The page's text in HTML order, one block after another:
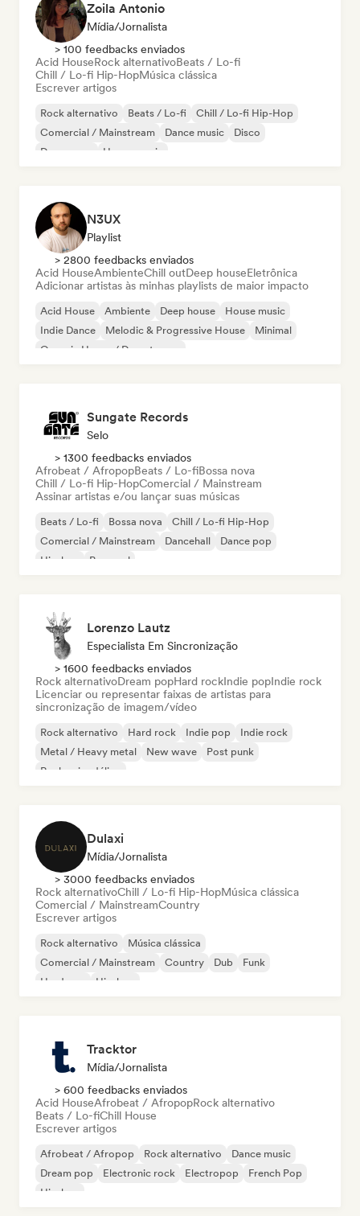
Zoila Antonio
Mídia/Jornalista
> 100 feedbacks enviados
Acid HouseRock alternativoBeats / Lo-fi
Chill / Lo-fi Hip-HopMúsica clássica
Escrever artigos
Rock alternativo Beats / Lo-fi
Chill / Lo-fi Hip-Hop
Comercial / Mainstream
Dance music
Disco
Dream pop
House music
N3UX
Playlist
> 2800 feedbacks enviados
Acid HouseAmbienteChill outDeep houseEletrônica
Adicionar artistas às minhas playlists de maior impacto
Acid House Ambiente Deep house
House music
Indie Dance
Melodic & Progressive House
Minimal
Organic House / Downtempo
Sungate Records
Selo
> 1300 feedbacks enviados
Afrobeat / AfropopBeats / Lo-fiBossa nova
Chill / Lo-fi Hip-HopComercial / Mainstream
Assinar artistas e/ou lançar suas músicas
Beats / Lo-fi Bossa nova
Chill / Lo-fi Hip-Hop
Comercial / Mainstream
Dancehall
Dance pop
Hip-hop
Pop soul
Lorenzo Lautz
Especialista Em Sincronização
> 1600 feedbacks enviados
Rock alternativoDream popHard rockIndie popIndie rock
Licenciar ou representar faixas de artistas para
sincronização de imagem/vídeo
Rock alternativo Hard rock Indie pop
Indie rock
Metal / Heavy metal
New wave
Post punk
Rock psicodélico
Dulaxi
Mídia/Jornalista
> 3000 feedbacks enviados
Rock alternativoChill / Lo-fi Hip-HopMúsica clássica
Comercial / MainstreamCountry
Escrever artigos
Rock alternativo
Música clássica
Comercial / Mainstream
Country Dub
Funk
Hardcore
Hip-hop
Tracktor
Mídia/Jornalista
> 600 feedbacks enviados
Acid HouseAfrobeat / AfropopRock alternativo
Beats / Lo-fiChill House
Escrever artigos
Afrobeat / Afropop Rock alternativo
Dance music
Dream pop
Electronic rock Electropop
French Pop
Hip-hop